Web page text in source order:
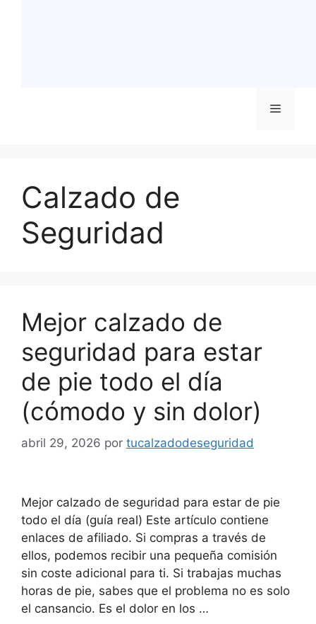
Menú
Calzado de
Seguridad
Mejor calzado de
seguridad para estar
de pie todo el día
(cómodo y sin dolor)
abril 29, 2026 por tucalzadodeseguridad
Mejor calzado de seguridad para estar de pie
todo el día (guía real) Este artículo contiene
enlaces de afiliado. Si compras a través de
ellos, podemos recibir una pequeña comisión
sin coste adicional para ti. Si trabajas muchas
horas de pie, sabes que el problema no es solo
el cansancio. Es el dolor en los …